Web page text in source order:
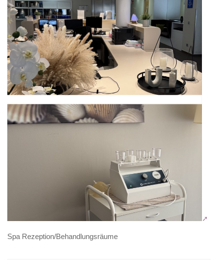
Spa Rezeption/Behandlungsräume